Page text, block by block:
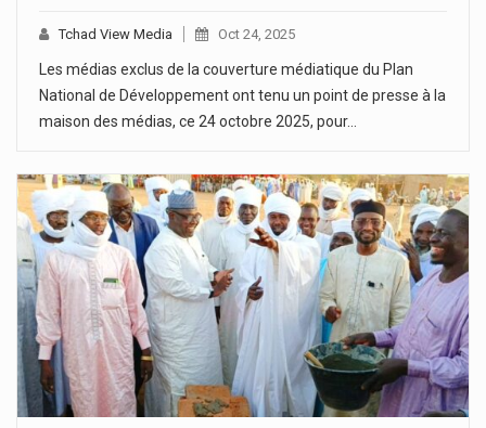
Tchad View Media Oct 24, 2025
Les médias exclus de la couverture médiatique du Plan
National de Développement ont tenu un point de presse à la
maison des médias, ce 24 octobre 2025, pour…